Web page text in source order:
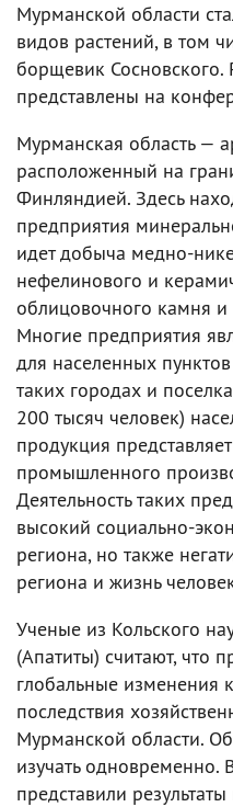
Мурманской области
видов растений, в том
борщевик Сосновского.
представлены на
Мурманская область —
расположенный на
Финляндией. Здесь
предприятия
идет добыча медно-
нефелинового и
облицовочного камня и
Многие предприятия
для населенных
таких городах и
200 тысяч человек)
продукция
промышленного
Деятельность таких
высокий социально-
региона, но также
региона и жизнь
Ученые из Кольского
(Апатиты) считают, что
глобальные изменения
последствия
Мурманской области.
изучать одновременно.
представили